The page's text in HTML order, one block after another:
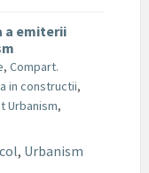
a emiterii
, Compart.
in constructii,
Urbanism,
, Urbanism